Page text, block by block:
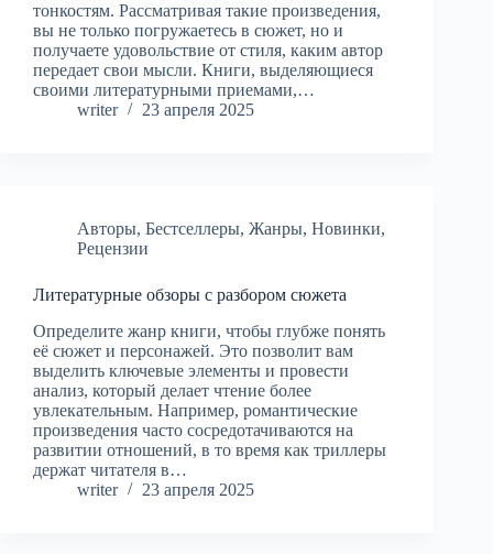
тонкостям. Рассматривая такие произведения,
вы не только погружаетесь в сюжет, но и
получаете удовольствие от стиля, каким автор
передает свои мысли. Книги, выделяющиеся
своими литературными приемами,…
writer
23 апреля 2025
Авторы, Бестселлеры, Жанры, Новинки,
Рецензии
Литературные обзоры с разбором сюжета
Определите жанр книги, чтобы глубже понять
её сюжет и персонажей. Это позволит вам
выделить ключевые элементы и провести
анализ, который делает чтение более
увлекательным. Например, романтические
произведения часто сосредотачиваются на
развитии отношений, в то время как триллеры
держат читателя в…
writer
23 апреля 2025